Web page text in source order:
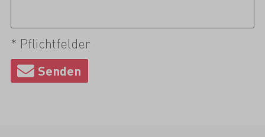
* Pflichtfelder